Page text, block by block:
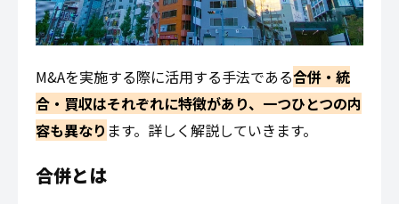
M&Aを実施する際に活用する手法である合併・統
合・買収はそれぞれに特徴があり、一つひとつの内
容も異なり ます。詳しく解説していきます。
合併とは